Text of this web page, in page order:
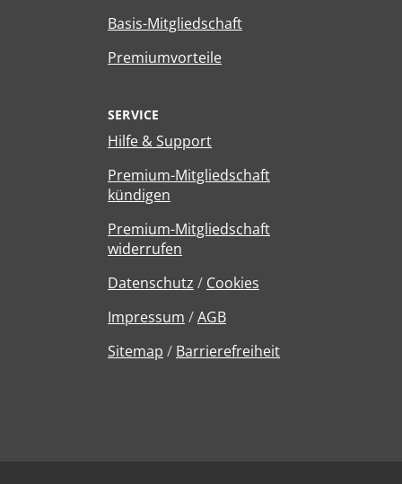
Basis-Mitgliedschaft
Premiumvorteile
SERVICE
Hilfe & Support
Premium-Mitgliedschaft
kündigen
Premium-Mitgliedschaft
widerrufen
Datenschutz / Cookies
Impressum /AGB
Sitemap / Barrierefreiheit